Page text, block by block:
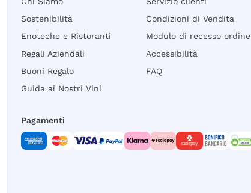
Sostenibilità
Enoteche e Ristoranti
Regali Aziendali
Buoni Regalo
Guida ai Nostri Vini
Condizioni di Vendita
Modulo di recesso ordine
Accessibilità
FAQ
Pagamenti